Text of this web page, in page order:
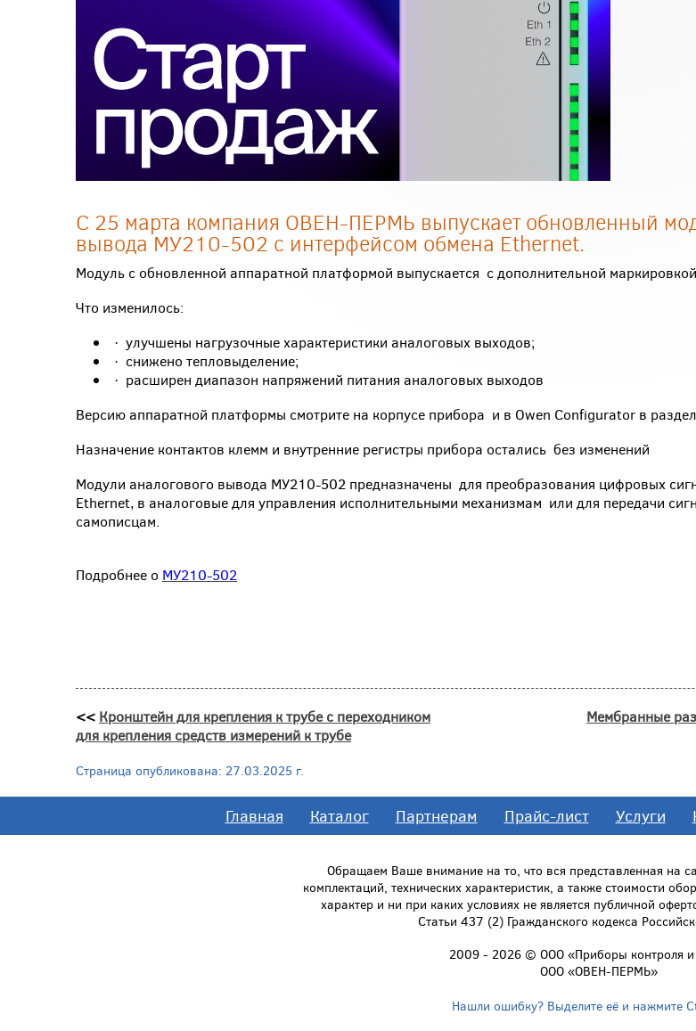
С 25 марта компания ОВЕН-ПЕРМЬ выпускает обновленный
вывода МУ210-502 с интерфейсом обмена Ethernet.
Модуль с обновленной аппаратной платформой выпускается с дополнительной
Что изменилось:
· улучшены нагрузочные характеристики аналоговых выходов;
· снижено тепловыделение;
· расширен диапазон напряжений питания аналоговых выходов
Версию аппаратной платформы смотрите на корпусе прибора и в Owen Configurator в
Назначение контактов клемм и внутренние регистры прибора остались без изменений
Модули аналогового вывода МУ210-502 предназначены для преобразования цифровых
Ethernet, в аналоговые для управления исполнительными механизмам или для передачи
самописцам.
Подробнее о МУ210-502
<< Крон­штейн для кре­пле­ния к тру­бе с пе­ре­ход­ни­ком
для крепления средств измерений к трубе
Мембранные
Страница опубликована: 27.03.2025 г.
Главная Каталог Партнерам Прайс-лист Услуги
Обращаем Ваше внимание на то, что вся представленная на
комплектаций, технических характеристик, а также стоимости
характер и ни при каких условиях не является публичной
Статьи 437 (2) Гражданского кодекса
2009 - 2026 © ООО «Приборы контроля
ООО «ОВЕН-ПЕРМЬ»
Нашли ошибку? Выделите её и нажмите